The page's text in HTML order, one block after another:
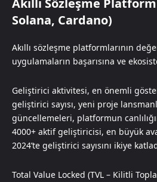
Akıllı Sözleşme
Solana, Cardano)
Akıllı sözleşme platformlarının
uygulamaların başarısına ve
Geliştirici aktivitesi, en önemli
geliştirici sayısı, yeni proje
güncellemeleri, platformun
4000+ aktif geliştiricisi, en büyük
2024’te geliştirici sayısını ikiye
Total Value Locked (TVL – Kilitli